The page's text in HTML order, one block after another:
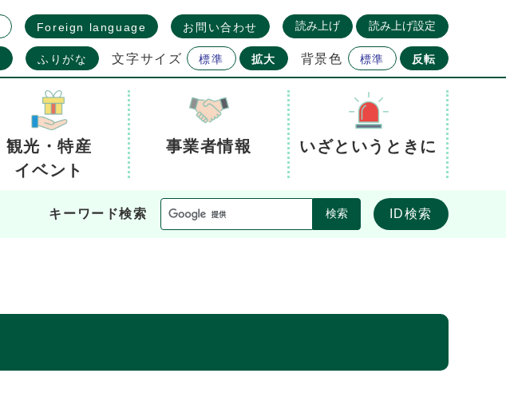
Foreign language お問い合わせ 読み上げ 読み上げ設定
ふりがな 文字サイズ 標準 拡大 背景色 標準 反転
観光・特産
イベント
事業者情報 いざというときに
キーワード検索 検索 ID検索